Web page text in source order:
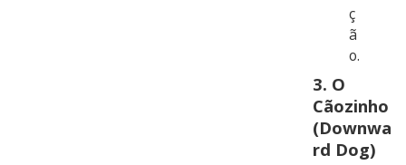
ç
ã
o.
3. O
Cãozinho
(Downwa
rd Dog)